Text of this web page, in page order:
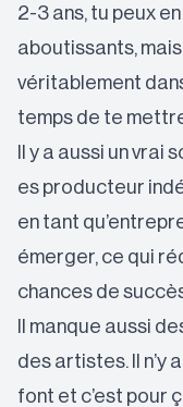
2-3 ans, tu peux
aboutissants,
véritablement
temps de te
Il y a aussi un
es producteur
en tant
émerger, ce qui
chances de
Il manque aussi
des artistes. Il n’y
font et c’est pour